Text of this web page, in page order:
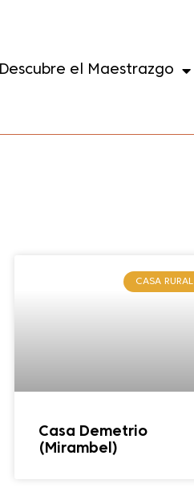
Descubre el Maestrazgo
CASA RURAL
Casa Demetrio
(Mirambel)